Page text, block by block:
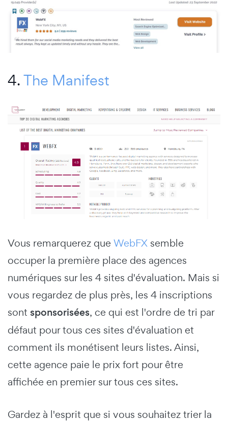
4.The Manifest
Vous remarquerez que WebFX semble
occuper la première place des agences
numériques sur les 4 sites d'évaluation. Mais si
vous regardez de plus près, les 4 inscriptions
sont sponsorisées, ce qui est l'ordre de tri par
défaut pour tous ces sites d'évaluation et
comment ils monétisent leurs listes. Ainsi,
cette agence paie le prix fort pour être
affichée en premier sur tous ces sites.
Gardez à l'esprit que si vous souhaitez trier la